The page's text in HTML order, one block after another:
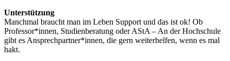
Unterstützung
Manchmal braucht man im Leben Support und das ist ok! Ob
Professor*innen, Studienberatung oder AStA – An der Hochschule
gibt es Ansprechpartner*innen, die gern weiterhelfen, wenn es mal
hakt.